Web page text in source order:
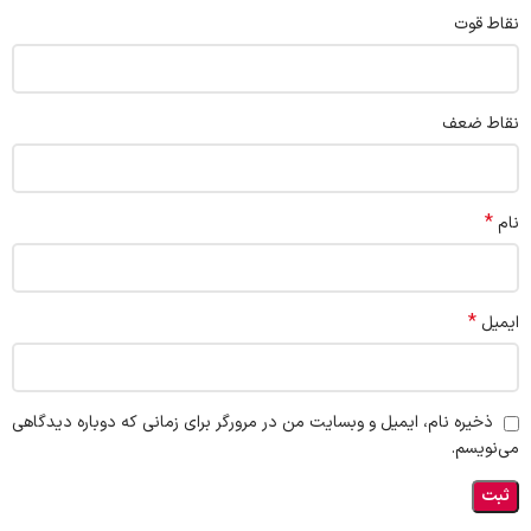
نقاط قوت
نقاط ضعف
نام*
ایمیل *
ذخیره نام، ایمیل و وبسایت من در مرورگر برای زمانی که دوباره دیدگاهی
می‌نویسم.